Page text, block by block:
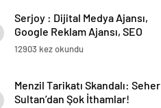
Serjoy : Dijital Medya Ajansı,
Google Reklam Ajansı, SEO
Ajansı ve Web Tasarım Ajansı
12903 kez okundu
Menzil Tarikatı Skandalı: Seher
Sultan’dan Şok İthamlar!